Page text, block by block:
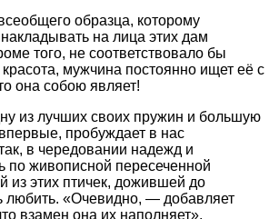
образца, которому
на лица этих дам
того, не соответствовало бы
мужчина постоянно ищет её с
она собою являет!
из лучших своих пружин и большую
пробуждает в нас
в чередовании надежд и
по живописной пересеченной
из этих птичек, дожившей до
любить. «Очевидно, — добавляет
взамен она их наполняет».